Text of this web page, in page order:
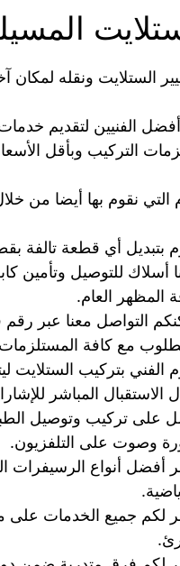
الستلايت ونقله
الفنيين لتقديم
التركيب وبأقل
التي نقوم بها أيضا من
بتبديل أي قطعة تالفة
أسلاك للتوصيل وتأمين
المظهر العام.
التواصل معنا عبر
مع كافة
الفني بتركيب الستلايت
الاستقبال المباشر
على تركيب وتوصيل
وصوت على التلفزيون.